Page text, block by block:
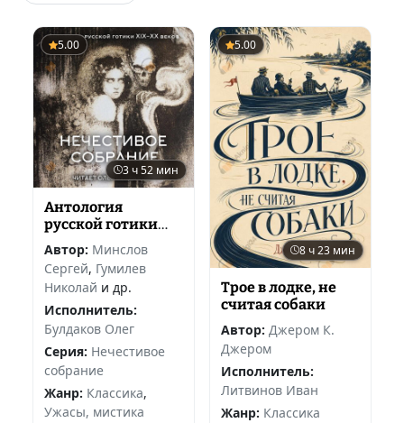
5.00
3 ч 52 мин
Антология
русской готики
XIX-XX веков:
«Нечестивое
собрание». Часть 6
Автор: Минслов
Сергей, Гумилев
Николай и др.
Исполнитель:
Булдаков Олег
Серия: Нечестивое
собрание
Жанр: Классика,
Ужасы, мистика
5.00
8 ч 23 мин
Трое в лодке, не
считая собаки
Автор: Джером К.
Джером
Исполнитель:
Литвинов Иван
Жанр: Классика